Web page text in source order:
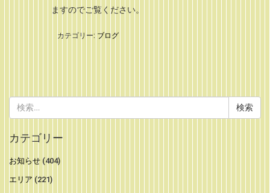
ますのでご覧ください。
カテゴリー: ブログ
索:
カテゴリー
お知らせ (404)
エリア (221)